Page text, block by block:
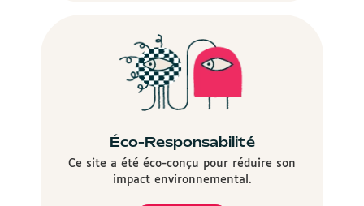
Éco-Responsabilité
Ce site a été éco-conçu pour réduire son
impact environnemental.